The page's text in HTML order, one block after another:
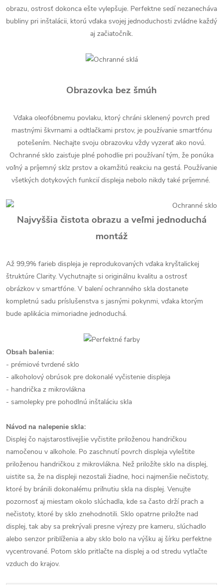
obrazu, ostrosť dokonca ešte vylepšuje. Perfektne sedí nezanecháva
bubliny pri inštalácii, ktorú vďaka svojej jednoduchosti zvládne každý
aj začiatočník.
Obrazovka bez šmúh
Vďaka oleofóbnemu povlaku, ktorý chráni sklenený povrch pred
mastnými škvrnami a odtlačkami prstov, je používanie smartfónu
potešením. Nechajte svoju obrazovku vždy vyzerať ako novú.
Ochranné sklo zaisťuje plné pohodlie pri používaní tým, že ponúka
voľný a príjemný sklz prstov a okamžitú reakciu na gestá. Používanie
všetkých dotykových funkcií displeja nebolo nikdy také príjemné.
Najvyššia čistota obrazu a veľmi jednoduchá
montáž
Až 99,9% farieb displeja je reprodukovaných vďaka kryštalickej
štruktúre Clarity. Vychutnajte si originálnu kvalitu a ostrosť
obrázkov v smartfóne. V balení ochranného skla dostanete
kompletnú sadu príslušenstva s jasnými pokynmi, vďaka ktorým
bude aplikácia mimoriadne jednoduchá.
Obsah balenia:
- prémiové tvrdené sklo
- alkoholový obrúsok pre dokonalé vyčistenie displeja
- handrička z mikrovlákna
- samolepky pre pohodlnú inštaláciu skla
Návod na nalepenie skla:
Displej čo najstarostlivejšie vyčistite priloženou handričkou
namočenou v alkohole. Po zaschnutí povrch displeja vyleštite
priloženou handričkou z mikrovlákna. Než priložíte sklo na displej,
uistite sa, že na displeji nezostali žiadne, hoci najmenšie nečistoty,
ktoré by bránili dokonalému priľnutiu skla na displej. Venujte
pozornosť aj miestam okolo slúchadla, kde sa často drží prach a
nečistoty, ktoré by sklo znehodnotili. Sklo opatrne priložte nad
displej, tak aby sa prekrývali presne výrezy pre kameru, slúchadlo
alebo senzor priblíženia a aby sklo bolo na výšku aj šírku perfektne
vycentrované. Potom sklo pritlačte na displej a od stredu vytlačte
vzduch do krajov.